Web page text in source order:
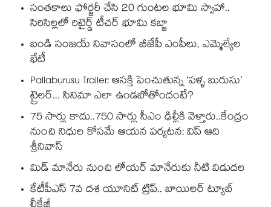
సంతకాలు ఫోర్జరీ చేసి 20 గుంటల భూమి స్వాహా..
సిరిసిల్లలో రిటైర్డ్ టీచర్ భూమి కబ్జా
బండి సంజయ్ నివాసంలో బీజేపీ ఎంపీలు, ఎమ్మెల్యేల
భేటీ
Pallaburusu Trailer: ఆసక్తి పెంచుతున్న ‘పళ్ళ బురుసు’
ట్రైలర్... సినిమా ఎలా ఉండబోతోందంటే?
75 సార్లు కాదు..75‌‌‌‌‌‌‌‌0 సార్లు సీఎం ఢిల్లీకి వెళ్తారు..కేంద్రం
నుంచి నిధుల కోసమే ఆయన పర్యటన: విప్ ఆది
శ్రీనివాస్
మిడ్ మానేరు నుంచి లోయర్ మానేరుకు నీటి విడుదల
కేటీపీఎస్ 7వ దశ యూనిట్ ట్రిప్.. బాయిలర్ ట్యూబ్